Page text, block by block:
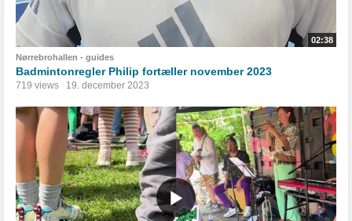
02:38
Nørrebrohallen - guides
Badmintonregler Philip fortæller november 2023
719 views 19. december 2023